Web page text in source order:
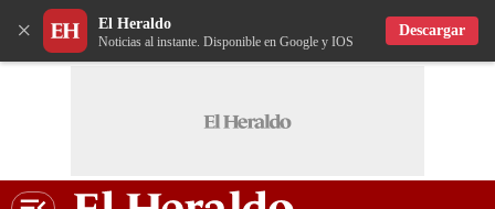
× El Heraldo
Noticias al instante. Disponible en Google y IOS
Descargar